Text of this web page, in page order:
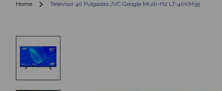
Home Televisor 40 Pulgadas JVC Google Multi-H2 LT-40KM35
to
the
images